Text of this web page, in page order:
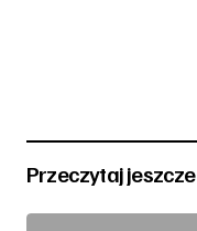
Przeczytaj jeszcze